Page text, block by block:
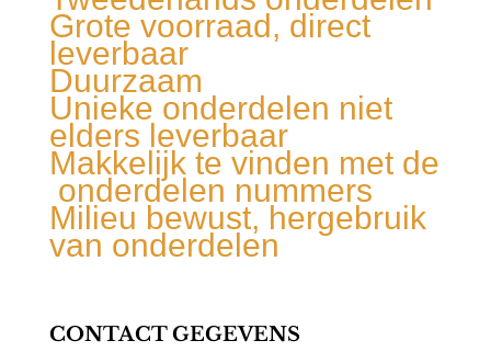
Grote voorraad, direct
leverbaar
Duurzaam
Unieke onderdelen niet
elders leverbaar
Makkelijk te vinden met de
onderdelen nummers
Milieu bewust, hergebruik
van onderdelen
CONTACT GEGEVENS